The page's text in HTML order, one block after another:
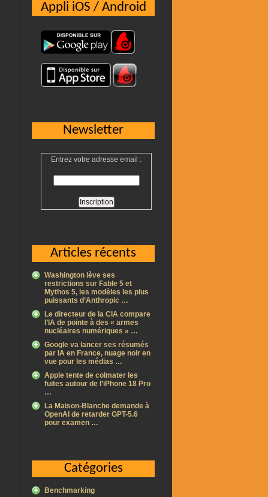
Appli iOS / Android
Newsletter
Entrez votre adresse email :
Articles récents
Washington lève ses
restrictions sur Fable 5 et
Mythos 5, les modèles les plus
puissants d’Anthropic …
Le directeur de la CIA compare
l’IA de pointe à des « armes
nucléaires numériques » …
Google va lancer ses résumés
par IA en France, nuage noir en
vue pour les médias …
Apple tente de colmater les
fuites autour de l’iPhone 18 Pro
…
La Maison-Blanche demande à
OpenAI de retarder GPT-5.6
pour examen …
Catégories
Benchmarking